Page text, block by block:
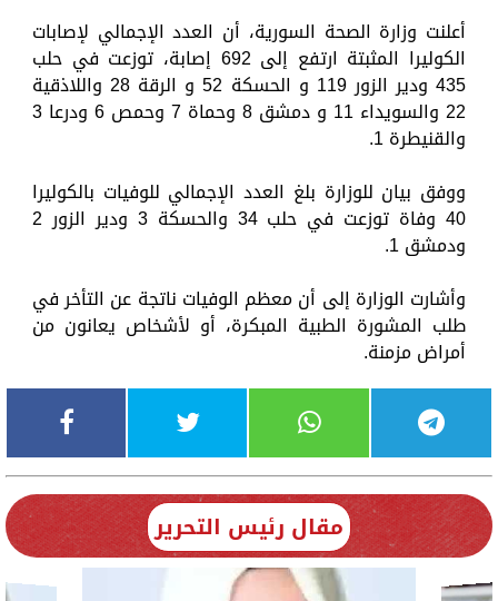
أعلنت وزارة الصحة السورية، أن العدد الإجمالي لإصابات
الكوليرا المثبتة ارتفع إلى 692 إصابة، توزعت في حلب
435 ودير الزور 119 و الحسكة 52 و الرقة 28 واللاذقية
22 والسويداء 11 و دمشق 8 وحماة 7 وحمص 6 ودرعا 3
والقنيطرة 1.
ووفق بيان للوزارة بلغ العدد الإجمالي للوفيات بالكوليرا
40 وفاة توزعت في حلب 34 والحسكة 3 ودير الزور 2
ودمشق 1.
وأشارت الوزارة إلى أن معظم الوفيات ناتجة عن التأخر في
طلب المشورة الطبية المبكرة، أو لأشخاص يعانون من
أمراض مزمنة.
مقال رئيس التحرير